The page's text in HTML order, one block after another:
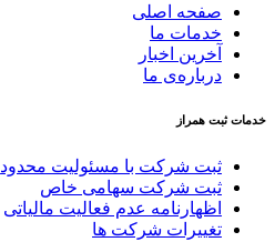
صفحه اصلی
خدمات ما
آخرین اخبار
درباره‌ی ما
خدمات ثبت همراز
ثبت شرکت با مسئولیت محدود
ثبت شرکت سهامی خاص
اظهارنامه عدم فعالیت مالیاتی
تغییرات شرکت ها